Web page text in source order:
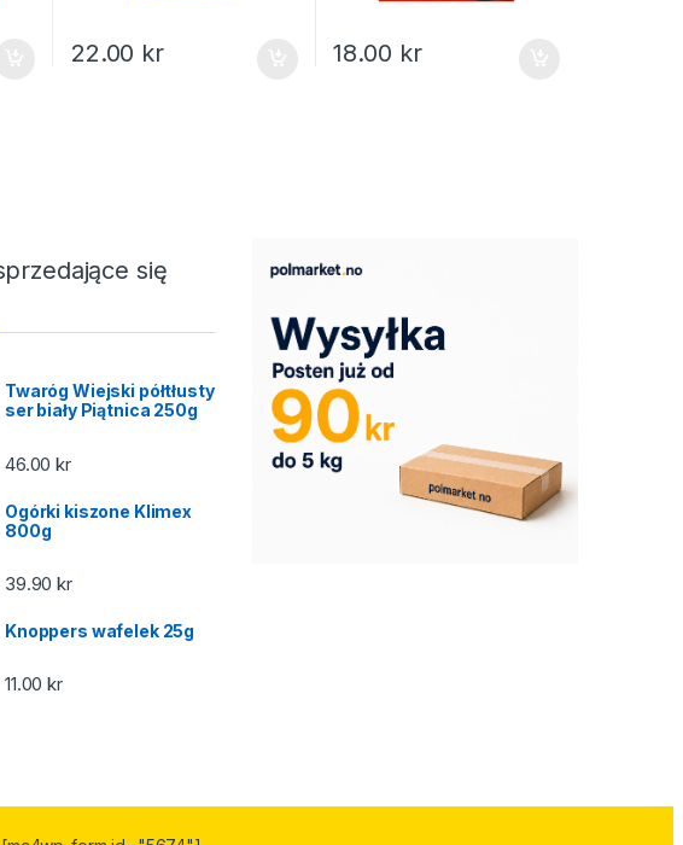
22.00 kr 18.00 kr
się
Twaróg Wiejski półtłusty
ser biały Piątnica 250g
46.00kr
Ogórki kiszone Klimex
800g
39.90kr
Knoppers wafelek 25g
11.00kr